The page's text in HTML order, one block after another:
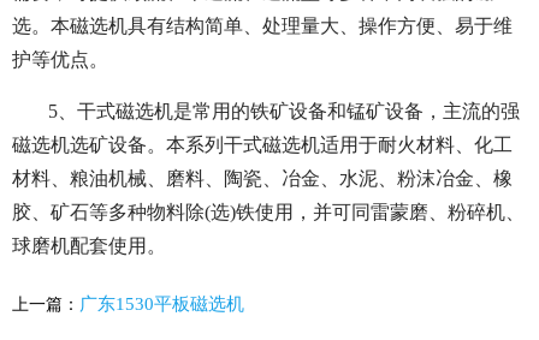
选。本磁选机具有结构简单、处理量大、操作方便、易于维
护等优点。
5、干式磁选机是常用的铁矿设备和锰矿设备，主流的强
磁选机选矿设备。本系列干式磁选机适用于耐火材料、化工
材料、粮油机械、磨料、陶瓷、冶金、水泥、粉沫冶金、橡
胶、矿石等多种物料除(选)铁使用，并可同雷蒙磨、粉碎机、
球磨机配套使用。
上一篇： 广东1530平板磁选机